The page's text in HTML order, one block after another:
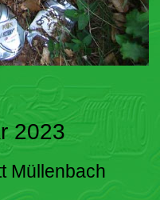
2023
Müllenbach